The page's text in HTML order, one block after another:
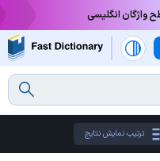
واژگان انگلیسی
ترتیب نمایش نتایج